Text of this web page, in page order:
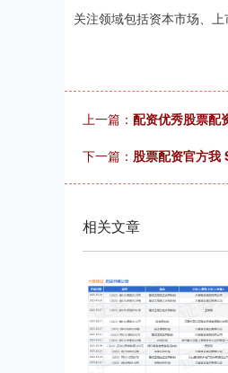
关注领域包括资本市场、
上一篇： 配资优秀股票配
下一篇： 股票配资官方
相关文章